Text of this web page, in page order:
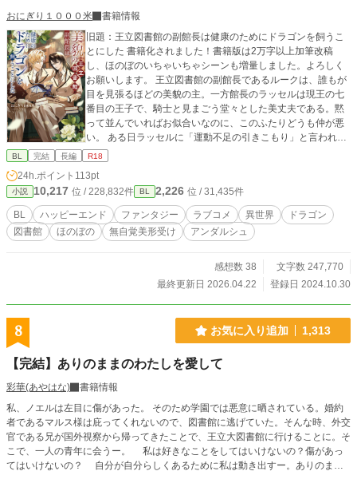
おにぎり１０００米
書籍情報
旧題：王立図書館の副館長は健康のためにドラゴンを飼うこ
とにした 書籍化されました！書籍版は2万字以上加筆改稿
し、ほのぼのいちゃいちゃシーンも増量しました。よろしく
お願いします。 王立図書館の副館長であるルークは、誰もが
目を見張るほどの美貌の主。一方館長のラッセルは現王の七
番目の王子で、騎士と見まごう堂々とした美丈夫である。黙
って並んでいればお似合いなのに、このふたりどうも仲が悪
い。 ある日ラッセルに「運動不足の引きこもり」と言われた
ルークは、王都の〈竜のヤドリギ〉でドラゴンをサブスク
せない、そう思っていたある日、ドラゴンが卵を産む。実は
その卵は王家の秘密と関係していて―― ファンタジーBL。思
いこみとコミュ不足でいきちがっていた二人がくっつくラブ
コメ。気楽に読んでください。第12回BL大賞奨励賞。 ＊後日
談というか続編となる「王立図書館の副館長はみなしごの一
ルがイチャイチャするほのぼの日常のかたわら、遺跡探検を
やったりみつけた一角獣につきまとわれたり卵を産んだりし
BL 完結 長編 R18
24h.ポイント 113pt
小説 10,217 位 / 228,832件 BL 2,226 位 / 31,435件
BL ハッピーエンド ファンタジー ラブコメ 異世界
ドラゴン
図書館
ほのぼの 無自覚美形受け アンダルシュ
感想数 38
文字数 247,770
最終更新日 2026.04.22
登録日 2024.10.30
8 お気に入り追加 1,313
【完結】ありのままのわたしを愛して
彩華(あやはな)
書籍情報
私、ノエルは左目に傷があった。 そのため学園では悪意に晒されている。婚約
者であるマルス様は庇ってくれないので、図書館に逃げていた。そんな時、外交
官である兄が国外視察から帰ってきたことで、王立大図書館に行けることに。そ
こで、一人の青年に会うー。 私は好きなことをしてはいけないの？傷があっ
てはいけないの？ 自分が自分らしくあるために私は動き出すー。ありのまま